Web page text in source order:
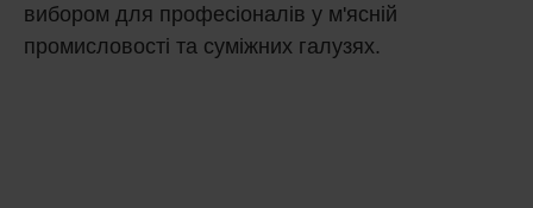
вибором для професіоналів у м'ясній
промисловості та суміжних галузях.